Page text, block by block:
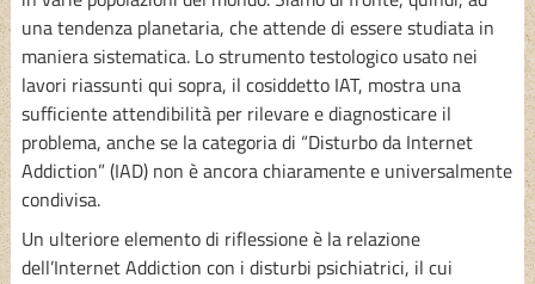
una tendenza planetaria, che attende di essere studiata in
maniera sistematica. Lo strumento testologico usato nei
lavori riassunti qui sopra, il cosiddetto IAT, mostra una
sufficiente attendibilità per rilevare e diagnosticare il
problema, anche se la categoria di “Disturbo da Internet
Addiction” (IAD) non è ancora chiaramente e universalmente
condivisa.
Un ulteriore elemento di riflessione è la relazione
dell’Internet Addiction con i disturbi psichiatrici, il cui